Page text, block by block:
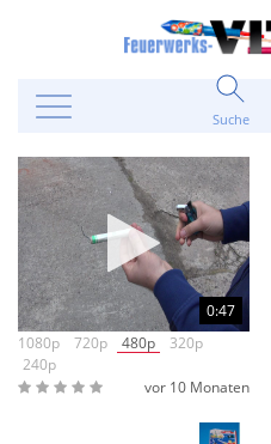
Suche
0:47
1080p
720p 480p
320p
240p
vor 10 Monaten